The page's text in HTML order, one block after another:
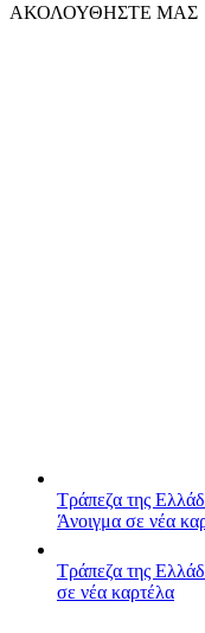
ΑΚΟΛΟΥΘΗΣΤΕ ΜΑΣ
Τράπεζα της
Άνοιγμα σε νέα
Τράπεζα της
σε νέα καρτέλα